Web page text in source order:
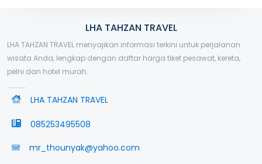
LHA TAHZAN TRAVEL
LHA TAHZAN TRAVEL menyajikan informasi terkini untuk perjalanan
wisata Anda, lengkap dengan daftar harga tiket pesawat, kereta,
pelni dan hotel murah.
LHA TAHZAN TRAVEL
085253495508
mr_thounyak@yahoo.com